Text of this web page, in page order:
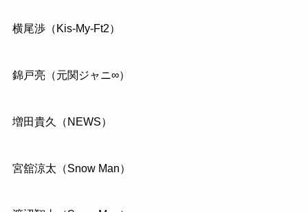
横尾渉（Kis-My-Ft2）
錦戸亮（元関ジャニ∞）
増田貴久（NEWS）
宮舘涼太（Snow Man）